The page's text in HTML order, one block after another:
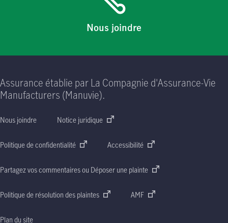
Nous joindre
Assurance établie par La Compagnie d'Assurance-Vie
Manufacturers (Manuvie).
Nous joindre Notice juridique
Politique de confidentialité Accessibilité
Partagez vos commentaires ou Déposer une plainte
Politique de résolution des plaintes AMF
Plan du site